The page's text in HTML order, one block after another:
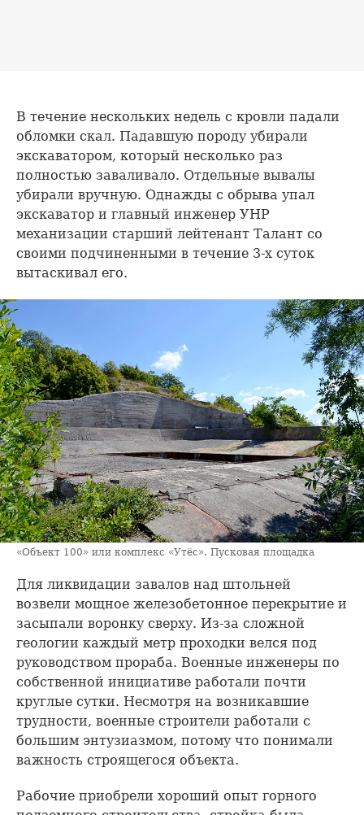
В течение нескольких недель с кровли падали
обломки скал. Падавшую породу убирали
экскаватором, который несколько раз
полностью заваливало. Отдельные вывалы
убирали вручную. Однажды с обрыва упал
экскаватор и главный инженер УНР
механизации старший лейтенант Талант со
своими подчиненными в течение 3-х суток
вытаскивал его.
«Объект 100» или комплекс «Утёс». Пусковая площадка
Для ликвидации завалов над штольней
возвели мощное железобетонное перекрытие и
засыпали воронку сверху. Из-за сложной
геологии каждый метр проходки велся под
руководством прораба. Военные инженеры по
собственной инициативе работали почти
круглые сутки. Несмотря на возникавшие
трудности, военные строители работали с
большим энтузиазмом, потому что понимали
важность строящегося объекта.
Рабочие приобрели хороший опыт горного